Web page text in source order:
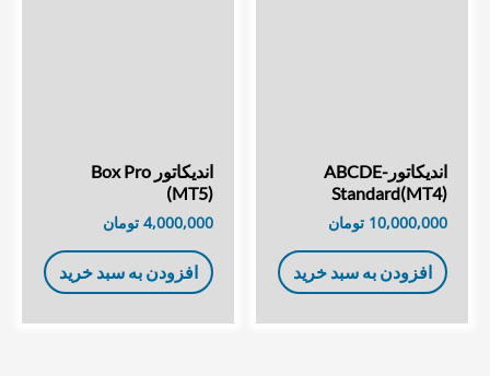
اندیکاتورABCDE-
Standard(MT4)
10,000,000 تومان
افزودن به سبد خرید
اندیکاتور Box Pro
(MT5)
4,000,000 تومان
افزودن به سبد خرید